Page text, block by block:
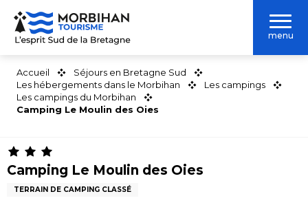
Aller
contenu
menu
Accueil
Séjours en Bretagne Sud
Les hébergements dans le Morbihan
Les campings
Les campings du Morbihan
Camping Le Moulin des Oies
Camping Le Moulin des Oies
TERRAIN DE CAMPING CLASSÉ